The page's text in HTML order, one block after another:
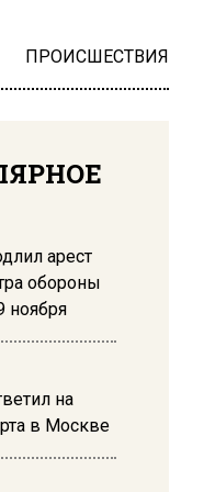
ПРОИСШЕСТВИЯ
арест
обороны
ноября
на
в Москве